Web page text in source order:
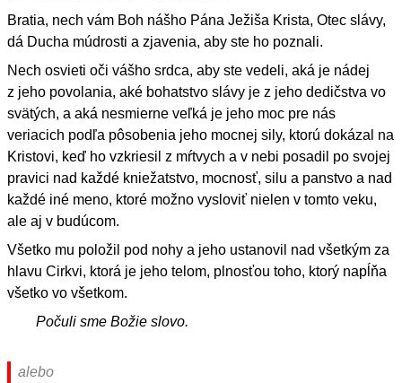
Bratia, nech vám Boh nášho Pána Ježiša Krista, Otec slávy,
dá Ducha múdrosti a zjavenia, aby ste ho poznali.
Nech osvieti oči vášho srdca, aby ste vedeli, aká je nádej
z jeho povolania, aké bohatstvo slávy je z jeho dedičstva vo
svätých, a aká nesmierne veľká je jeho moc pre nás
veriacich podľa pôsobenia jeho mocnej sily, ktorú dokázal na
Kristovi, keď ho vzkriesil z mŕtvych a v nebi posadil po svojej
pravici nad každé kniežatstvo, mocnosť, silu a panstvo a nad
každé iné meno, ktoré možno vysloviť nielen v tomto veku,
ale aj v budúcom.
Všetko mu položil pod nohy a jeho ustanovil nad všetkým za
hlavu Cirkvi, ktorá je jeho telom, plnosťou toho, ktorý napĺňa
všetko vo všetkom.
Počuli sme Božie slovo.
alebo